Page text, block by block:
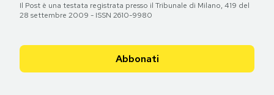
Il Post è una testata registrata presso il Tribunale di Milano, 419 del
28 settembre 2009 - ISSN 2610-9980
Abbonati